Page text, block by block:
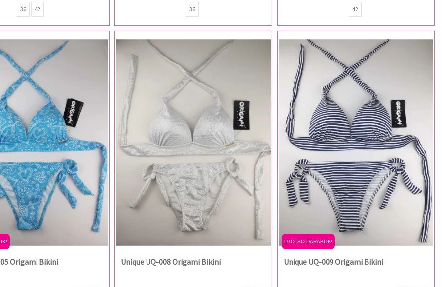
36 42 36 42
Origami Bikini Unique UQ-008 Origami Bikini
UTOLSÓ DARABOK!
Unique UQ-009 Origami Bikini